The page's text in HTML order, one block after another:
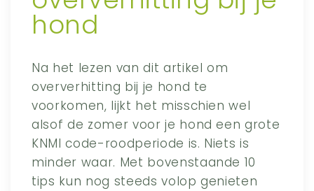
hond
Na het lezen van dit artikel om
oververhitting bij je hond te
voorkomen, lijkt het misschien wel
alsof de zomer voor je hond een grote
KNMI code-roodperiode is. Niets is
minder waar. Met bovenstaande 10
tips kun nog steeds volop genieten